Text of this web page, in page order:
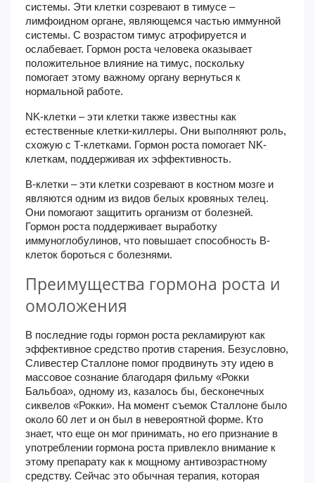
системы. Эти клетки созревают в тимусе –
лимфоидном органе, являющемся частью иммунной
системы. С возрастом тимус атрофируется и
ослабевает. Гормон роста человека оказывает
положительное влияние на тимус, поскольку
помогает этому важному органу вернуться к
нормальной работе.
NK-клетки – эти клетки также известны как
естественные клетки-киллеры. Они выполняют роль,
схожую с Т-клетками. Гормон роста помогает NK-
клеткам, поддерживая их эффективность.
B-клетки – эти клетки созревают в костном мозге и
являются одним из видов белых кровяных телец.
Они помогают защитить организм от болезней.
Гормон роста поддерживает выработку
иммуноглобулинов, что повышает способность В-
клеток бороться с болезнями.
Преимущества гормона роста и
омоложения
В последние годы гормон роста рекламируют как
эффективное средство против старения. Безусловно,
Сливестер Сталлоне помог продвинуть эту идею в
массовое сознание благодаря фильму «Рокки
Бальбоа», одному из, казалось бы, бесконечных
сиквелов «Рокки». На момент съемок Сталлоне было
около 60 лет и он был в невероятной форме. Кто
знает, что еще он мог принимать, но его признание в
употреблении гормона роста привлекло внимание к
этому препарату как к мощному антивозрастному
средству. Сейчас это обычная терапия, которая